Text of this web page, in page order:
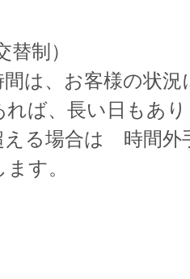
替制）
は、お客様の状況
ば、長い日もあ
える場合は 時間外
す。